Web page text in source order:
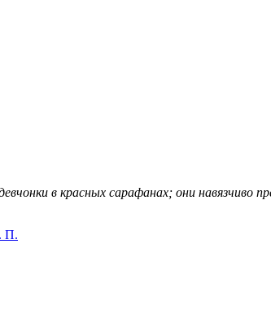
в красных сарафанах; они навязчиво
П.